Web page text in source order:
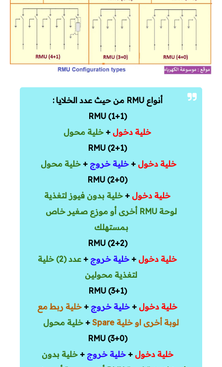
أنواع RMU من حيث عدد الخلايا :
(1+1) RMU
خلية دخول + خلية محول
(2+1) RMU
خلية دخول + خلية خروج + خلية محول
(2+0) RMU
خلية دخول + خلية بدون فيوز لتغذية
لوحة RMU أخرى أو موزع صغير خاص
بمستهلك
(2+2) RMU
خلية دخول + خلية خروج +
عدد (2) خلية
لتغذية محولين
(3+1) RMU
خلية دخول + خلية خروج + خلية ربط مع
لوبة أخرى او خلية Spare
+ خلية محول
(3+0) RMU
خلية دخول +خلية خروج +خلية بدون